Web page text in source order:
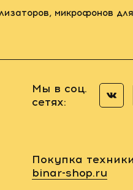
микрофонов
Мы в соц.
сетях:
Покупка
binar-shop.ru